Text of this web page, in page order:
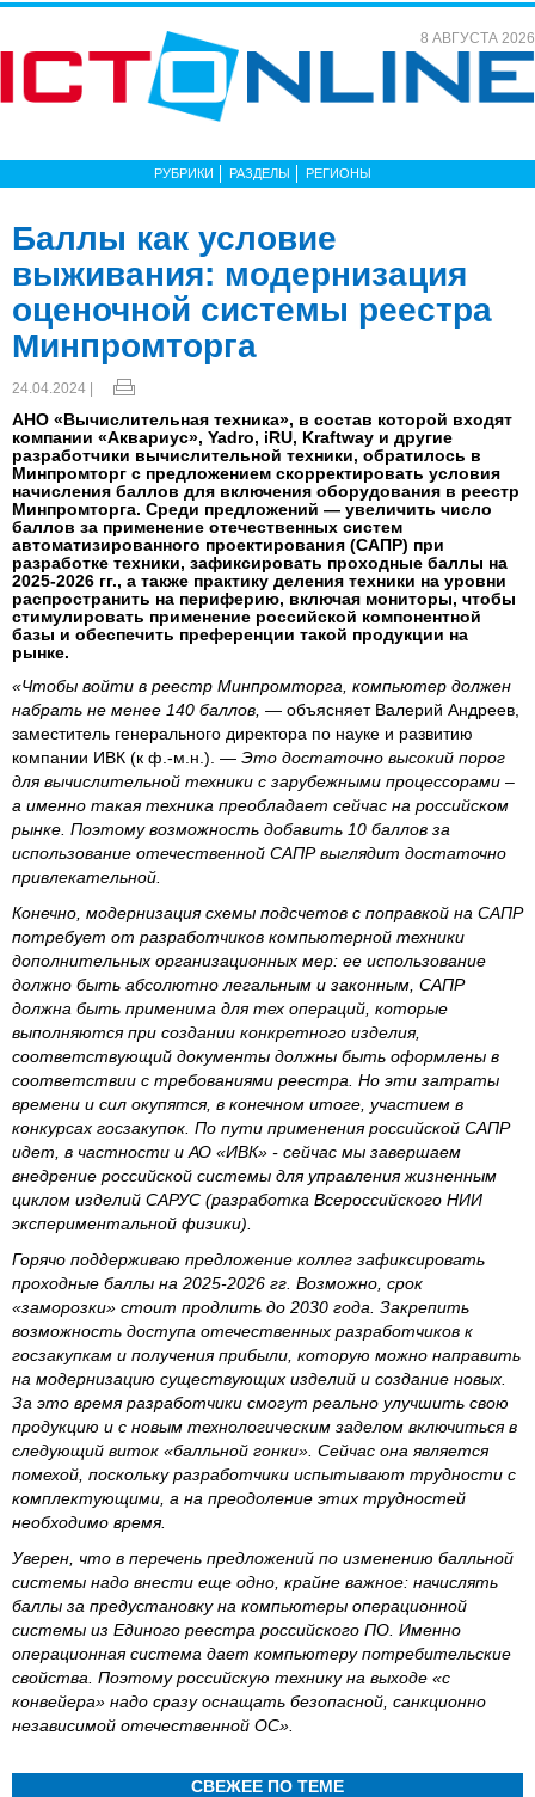
8 АВГУСТА 2026
РУБРИКИ РАЗДЕЛЫ РЕГИОНЫ
Баллы как условие
выживания: модернизация
оценочной системы реестра
Минпромторга
24.04.2024 |
АНО «Вычислительная техника», в состав которой входят
компании «Аквариус», Yadro, iRU, Kraftway и другие
разработчики вычислительной техники, обратилось в
Минпромторг с предложением скорректировать условия
начисления баллов для включения оборудования в реестр
Минпромторга. Среди предложений — увеличить число
баллов за применение отечественных систем
автоматизированного проектирования (САПР) при
разработке техники, зафиксировать проходные баллы на
2025-2026 гг., а также практику деления техники на уровни
распространить на периферию, включая мониторы, чтобы
стимулировать применение российской компонентной
базы и обеспечить преференции такой продукции на
рынке.
«Чтобы войти в реестр Минпромторга, компьютер должен
набрать не менее 140 баллов, — объясняет Валерий Андреев,
заместитель генерального директора по науке и развитию
компании ИВК (к ф.-м.н.). — Это достаточно высокий порог
для вычислительной техники с зарубежными процессорами –
а именно такая техника преобладает сейчас на российском
рынке. Поэтому возможность добавить 10 баллов за
использование отечественной САПР выглядит достаточно
привлекательной.
Конечно, модернизация схемы подсчетов с поправкой на САПР
потребует от разработчиков компьютерной техники
дополнительных организационных мер: ее использование
должно быть абсолютно легальным и законным, САПР
должна быть применима для тех операций, которые
выполняются при создании конкретного изделия,
соответствующий документы должны быть оформлены в
соответствии с требованиями реестра. Но эти затраты
времени и сил окупятся, в конечном итоге, участием в
конкурсах госзакупок. По пути применения российской САПР
идет, в частности и АО «ИВК» - сейчас мы завершаем
внедрение российской системы для управления жизненным
циклом изделий САРУС (разработка Всероссийского НИИ
экспериментальной физики).
Горячо поддерживаю предложение коллег зафиксировать
проходные баллы на 2025-2026 гг. Возможно, срок
«заморозки» стоит продлить до 2030 года. Закрепить
возможность доступа отечественных разработчиков к
госзакупкам и получения прибыли, которую можно направить
на модернизацию существующих изделий и создание новых.
За это время разработчики смогут реально улучшить свою
продукцию и с новым технологическим заделом включиться в
следующий виток «балльной гонки». Сейчас она является
помехой, поскольку разработчики испытывают трудности с
комплектующими, а на преодоление этих трудностей
необходимо время.
Уверен, что в перечень предложений по изменению балльной
системы надо внести еще одно, крайне важное: начислять
баллы за предустановку на компьютеры операционной
системы из Единого реестра российского ПО. Именно
операционная система дает компьютеру потребительские
свойства. Поэтому российскую технику на выходе «с
конвейера» надо сразу оснащать безопасной, санкционно
независимой отечественной ОС».
СВЕЖЕЕ ПО ТЕМЕ